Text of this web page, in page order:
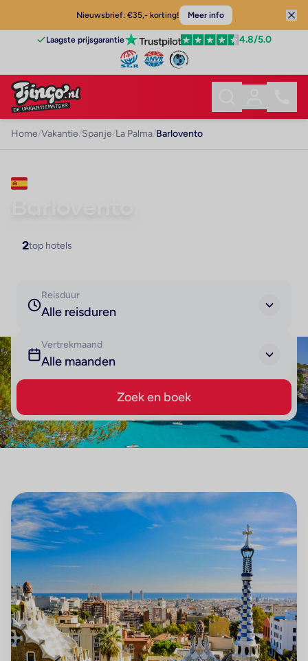
Nieuwsbrief: €35,- korting! Meer info
Laagste prijsgarantie 4.8/5.0
Home/Vakantie/Spanje/La Palma/Barlovento
2top hotels
Reisduur
Alle reisduren
Vertrekmaand
Alle maanden
Zoek en boek